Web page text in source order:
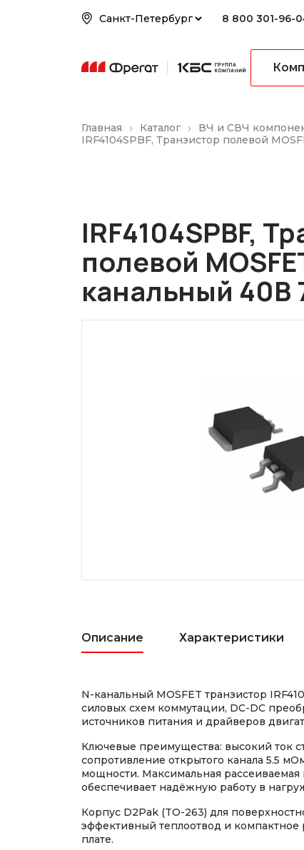
8 800 301-96-
Главная Каталог ВЧ и СВЧ
IRF4104SPBF, Транзистор полевой
IRF4104SPBF,
полевой
канальный 40В
Описание Характеристики
N-канальный MOSFET транзистор
силовых схем коммутации, DC-DC
источников питания и драйверов
Ключевые преимущества: высокий ток
сопротивление открытого канала 5.5
мощности. Максимальная
обеспечивает надёжную работу в
Корпус D2Pak (TO-263) для
эффективный теплоотвод и
плате.